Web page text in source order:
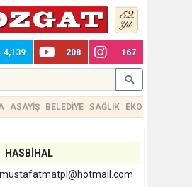
4,139 208 167
ASAYİŞ BELEDİYE SAĞLIK EKONOMİ
HASBİHAL
mustafatmatpl@hotmail.com